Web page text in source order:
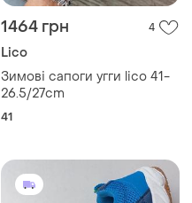
1464 грн 4
Lico
Зимові сапоги угги lico 41-
26.5/27cm
41